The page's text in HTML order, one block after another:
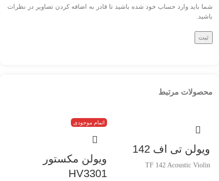
شما باید وارد حساب خود شده باشید تا قادر به اضافه کردن تصاویر در نظرات
باشید.
محصولات مرتبط
ویولن تی اف 142
TF 142 Acoustic Violin
اتمام موجودی
ویولن مکستور
HV3301